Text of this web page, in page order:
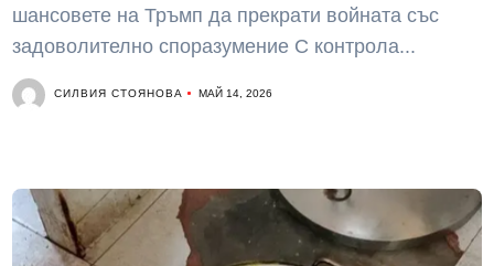
шансовете на Тръмп да прекрати войната със
задоволително споразумение С контрола...
СИЛВИЯ СТОЯНОВА МАЙ 14, 2026